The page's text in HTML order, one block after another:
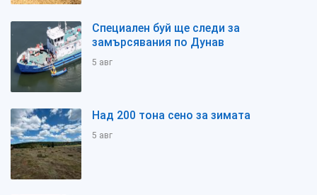
Специален буй ще следи за
замърсявания по Дунав
5 авг
Над 200 тона сено за зимата
5 авг